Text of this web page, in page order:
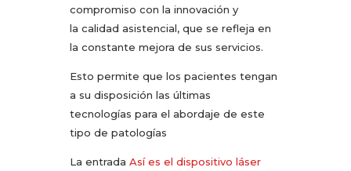
compromiso con la innovación y
la calidad asistencial, que se refleja en
la constante mejora de sus servicios.
Esto permite que los pacientes tengan
a su disposición las últimas
tecnologías para el abordaje de este
tipo de patologías
La entrada Así es el dispositivo láser